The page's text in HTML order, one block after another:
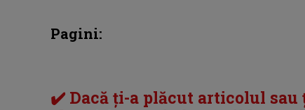
Pagini:
✔️ Dacă ți-a plăcut articolul sau